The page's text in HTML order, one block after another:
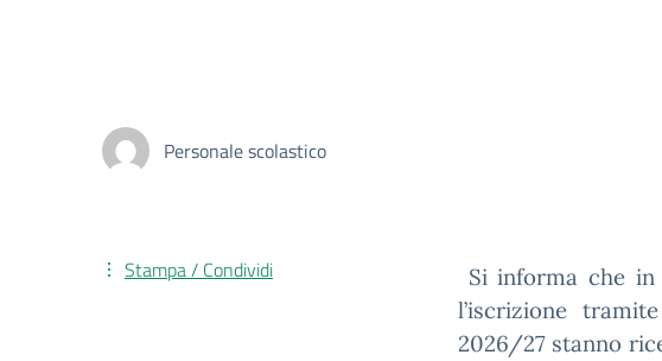
Personale scolastico
Si informa che
l’iscrizione
2026/27 stanno
Stampa / Condividi